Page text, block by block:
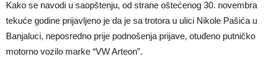
Kako se navodi u saopštenju, od strane oštećenog 30. novembra
tekuće godine prijavljeno je da je sa trotora u ulici Nikole Pašića u
Banjaluci, neposredno prije podnošenja prijave, otuđeno putničko
motorno vozilo marke “VW Arteon”.